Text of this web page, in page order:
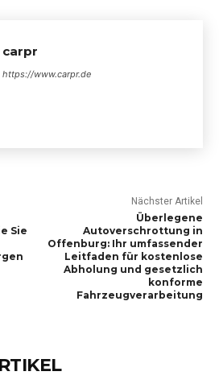
carpr
https://www.carpr.de
Sie
Nächster Artikel
Überlegene
Autoverschrottung in
Offenburg: Ihr umfassender
Leitfaden für kostenlose
Abholung und gesetzlich
konforme
Fahrzeugverarbeitung